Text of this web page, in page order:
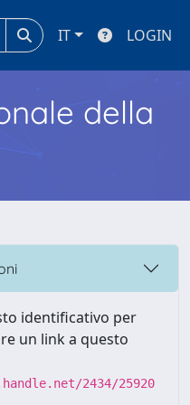
IT LOGIN
della
identificativo per
un link a questo
2434/25920